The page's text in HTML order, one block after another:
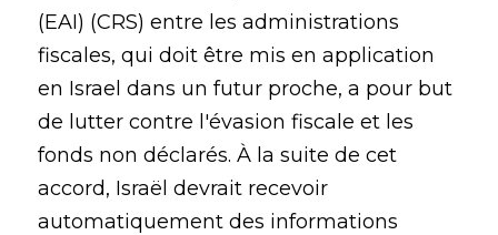
(EAI) (CRS) entre les administrations
fiscales, qui doit être mis en application
en Israel dans un futur proche, a pour but
de lutter contre l'évasion fiscale et les
fonds non déclarés. À la suite de cet
accord, Israël devrait recevoir
automatiquement des informations